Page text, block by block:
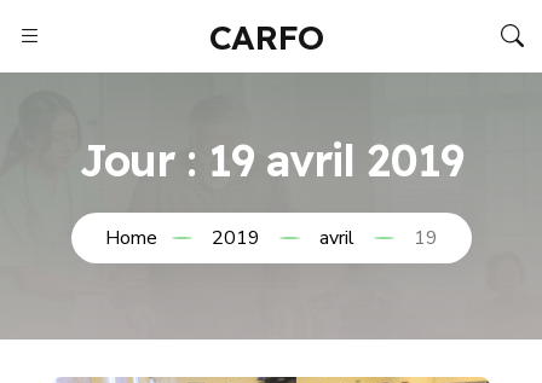
CARFO
Jour : 19 avril 2019
Home 2019 avril 19